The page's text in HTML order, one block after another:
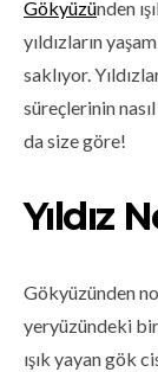
Gökyüzünden
yıldızların
saklıyor.
süreçlerinin
da size göre!
Yıldız
Gökyüzünden
yeryüzündeki
ışık yayan gök